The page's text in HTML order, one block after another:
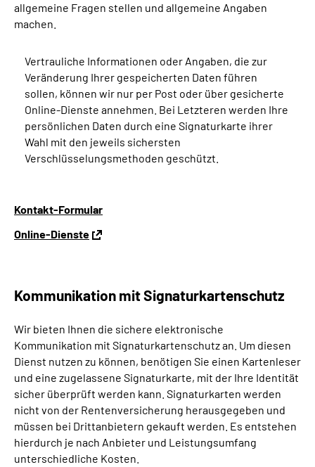
allgemeine Fragen stellen und allgemeine Angaben
machen.
Vertrauliche Informationen oder Angaben, die zur
Veränderung Ihrer gespeicherten Daten führen
sollen, können wir nur per Post oder über gesicherte
Online-Dienste annehmen. Bei Letzteren werden Ihre
persönlichen Daten durch eine Signaturkarte ihrer
Wahl mit den jeweils sichersten
Verschlüsselungsmethoden geschützt.
Kontakt-Formular
Online-Dienste
Kommunikation mit Signaturkartenschutz
Wir bieten Ihnen die sichere elektronische
Kommunikation mit Signaturkartenschutz an. Um diesen
Dienst nutzen zu können, benötigen Sie einen Kartenleser
und eine zugelassene Signaturkarte, mit der Ihre Identität
sicher überprüft werden kann. Signaturkarten werden
nicht von der Rentenversicherung herausgegeben und
müssen bei Drittanbietern gekauft werden. Es entstehen
hierdurch je nach Anbieter und Leistungsumfang
unterschiedliche Kosten.